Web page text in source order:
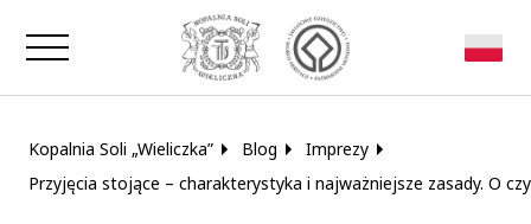
Zamknij okno
Kopalnia Soli „Wieliczka” Blog
Imprezy
Przyjęcia stojące – charakterystyka i najważniejsze zasady. O